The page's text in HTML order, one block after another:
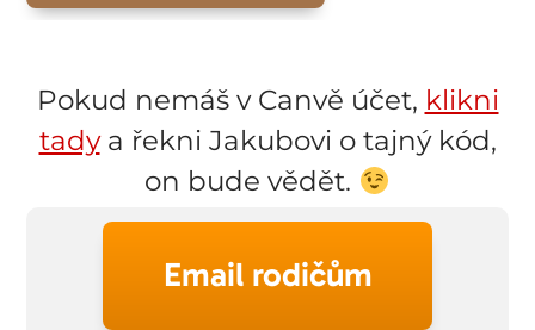
Pokud nemáš v Canvě účet, klikni
tadya řekni Jakubovi o tajný kód,
on bude vědět.
Email rodičům